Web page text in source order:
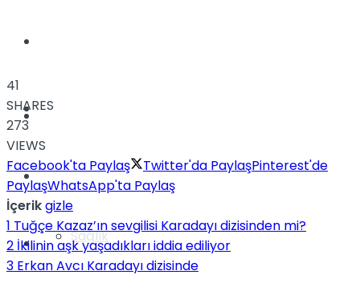
Yaşam
Sağlık
Dünya
Türkiye
Müzik
41
SHARES
273
VIEWS
Facebook'ta Paylaş
Twitter'da PaylaşPinterest'de
PaylaşWhatsApp'ta Paylaş
İçerikgizle
1 Tuğçe Kazaz’ın sevgilisi Karadayı dizisinden mi?
2 İkilinin aşk yaşadıkları iddia ediliyor
3 Erkan Avcı Karadayı dizisinde